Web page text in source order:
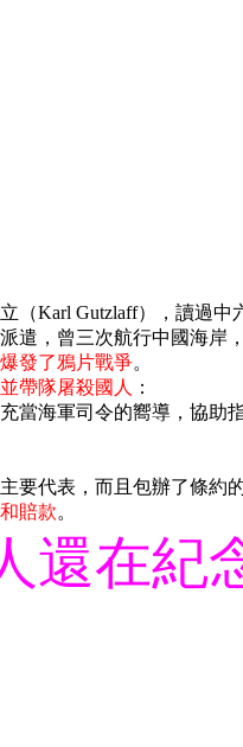
Karl Gutzlaff），讀過中
遣，曾三次航行中國海岸，
發了鴉片戰爭。
並帶隊屠殺國人
：
當海軍司令的嚮導，協助
代表，而且包辦了條約
賠款。
還在紀